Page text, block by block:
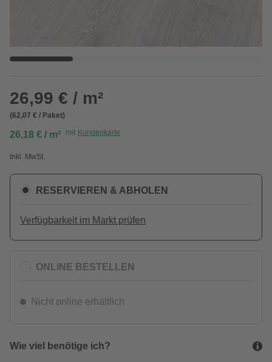
26,99 € / m²
(62,07 € / Paket)
26,18 € / m² mit Kundenkarte
Inkl. MwSt.
RESERVIEREN & ABHOLEN
Verfügbarkeit im Markt prüfen
ONLINE BESTELLEN
Nicht online erhältlich
Wie viel benötige ich?